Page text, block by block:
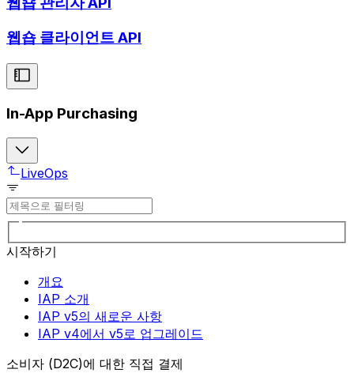
웹숍 클라이언트 API
In-App Purchasing
LiveOps
시작하기
개요
IAP 소개
IAP v5의 새로운 사항
IAP v4에서 v5로 업그레이드
소비자 (D2C)에 대한 직접 결제